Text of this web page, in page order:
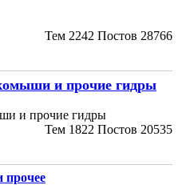
Тем 2242 Постов 28766
и прочие гидры
и прочие гидры
Тем 1822 Постов 20535
прочее